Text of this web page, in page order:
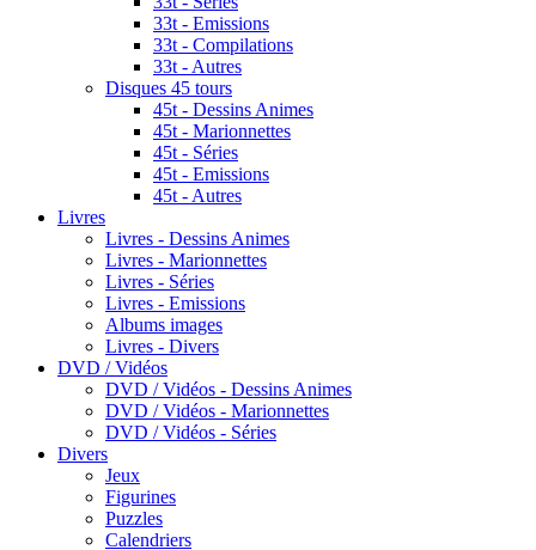
33t - Emissions
33t - Compilations
33t - Autres
Disques 45 tours
45t - Dessins Animes
45t - Marionnettes
45t - Séries
45t - Emissions
45t - Autres
Livres
Livres - Dessins Animes
Livres - Marionnettes
Livres - Séries
Livres - Emissions
Albums images
Livres - Divers
DVD / Vidéos
DVD / Vidéos - Dessins Animes
DVD / Vidéos - Marionnettes
DVD / Vidéos - Séries
Divers
Jeux
Figurines
Puzzles
Calendriers